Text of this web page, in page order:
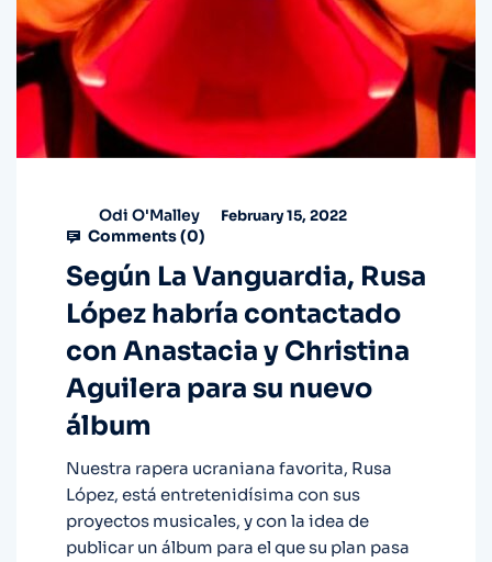
Odi O'Malley February 15, 2022
Comments (0)
Según La Vanguardia, Rusa
López habría contactado
con Anastacia y Christina
Aguilera para su nuevo
álbum
Nuestra rapera ucraniana favorita, Rusa
López, está entretenidísima con sus
proyectos musicales, y con la idea de
publicar un álbum para el que su plan pasa